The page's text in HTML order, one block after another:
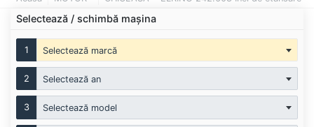
Selectează / schimbă mașina
1 Selectează marcă
2 Selectează an
3 Selectează model